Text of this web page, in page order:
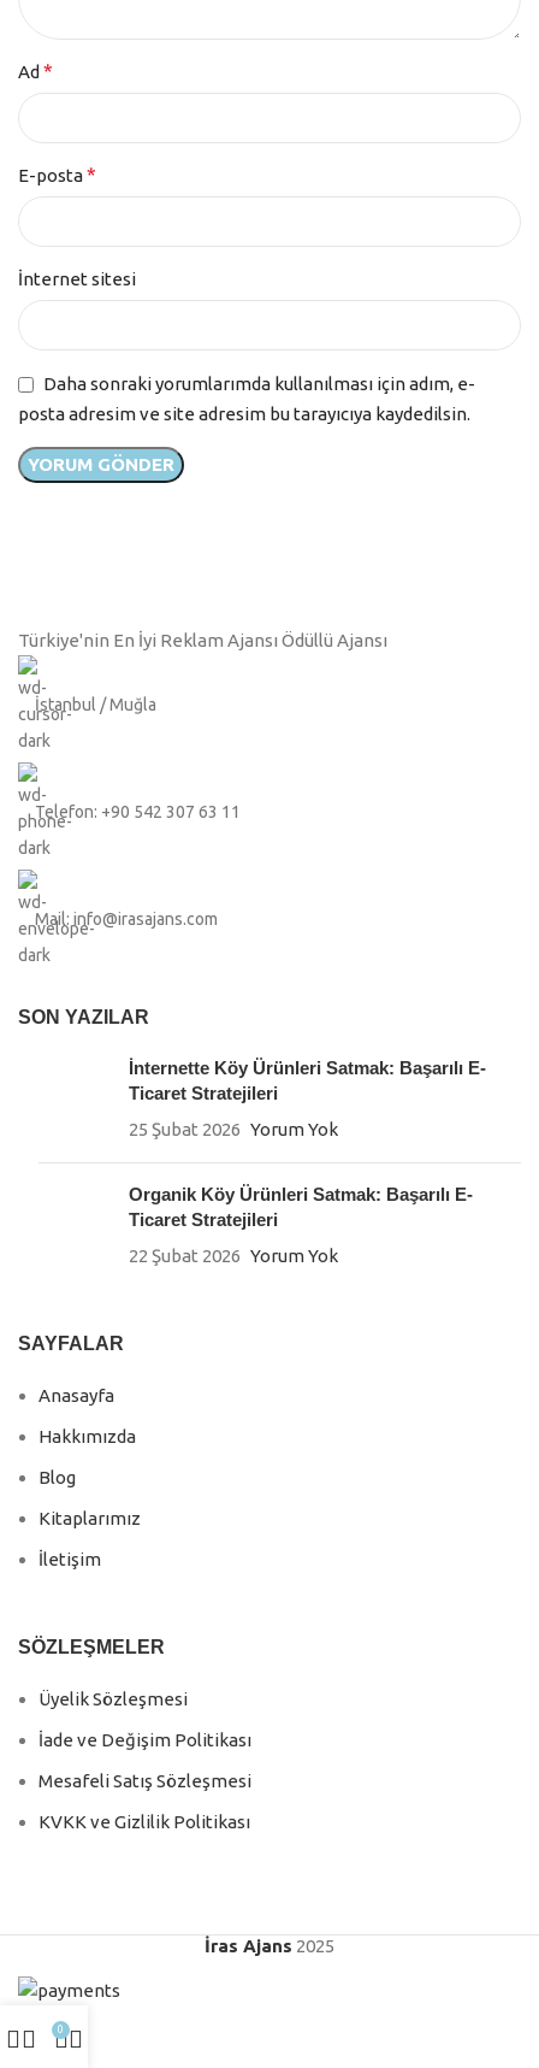
Ad *
E-posta*
İnternet sitesi
Daha sonraki yorumlarımda kullanılması için adım, e-
posta adresim ve site adresim bu tarayıcıya kaydedilsin.
Türkiye'nin En İyi Reklam Ajansı Ödüllü Ajansı
İstanbul / Muğla
Telefon: +90 542 307 63 11
Mail: info@irasajans.com
SON YAZILAR
İnternette Köy Ürünleri Satmak: Başarılı E-
Ticaret Stratejileri
25 Şubat 2026 Yorum Yok
Organik Köy Ürünleri Satmak: Başarılı E-
Ticaret Stratejileri
22 Şubat 2026 Yorum Yok
SAYFALAR
Anasayfa
Hakkımızda
Blog
Kitaplarımız
İletişim
SÖZLEŞMELER
Üyelik Sözleşmesi
İade ve Değişim Politikası
Mesafeli Satış Sözleşmesi
KVKK ve Gizlilik Politikası
İras Ajans 2025
0